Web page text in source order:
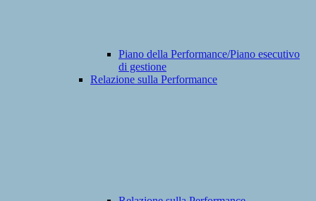
Piano della Performance/Piano esecutivo
di gestione
Relazione sulla Performance